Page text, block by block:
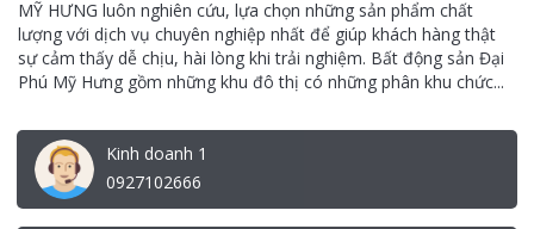
MỸ HƯNG luôn nghiên cứu, lựa chọn những sản phẩm chất
lượng với dịch vụ chuyên nghiệp nhất để giúp khách hàng thật
sự cảm thấy dễ chịu, hài lòng khi trải nghiệm. Bất động sản Đại
Phú Mỹ Hưng gồm những khu đô thị có những phân khu chức...
Kinh doanh 1
0927102666